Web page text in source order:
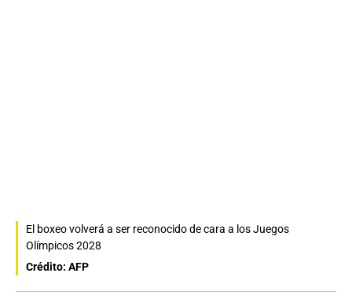
El boxeo volverá a ser reconocido de cara a los Juegos
Olímpicos 2028
Crédito: AFP